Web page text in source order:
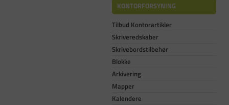
KONTORFORSYNING
Tilbud Kontorartikler
Skriveredskaber
Skrivebordstilbehør
Blokke
Arkivering
Mapper
Kalendere